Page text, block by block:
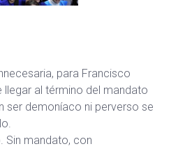
para Francisco
llegar al término del mandato
ser demoníaco ni perverso se
Sin mandato, con